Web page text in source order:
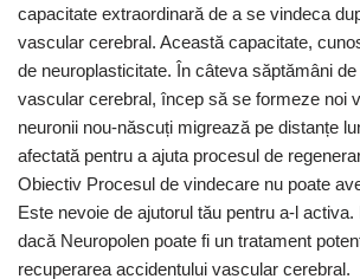
capacitate extraordinară de a se vindeca
vascular cerebral. Această capacitate,
de neuroplasticitate. În câteva săptămâni
vascular cerebral, încep să se formeze noi
neuronii nou-născuți migrează pe distanțe
afectată pentru a ajuta procesul de
Obiectiv Procesul de vindecare nu poate
Este nevoie de ajutorul tău pentru a-l
dacă Neuropolen poate fi un tratament
recuperarea accidentului vascular cerebral.